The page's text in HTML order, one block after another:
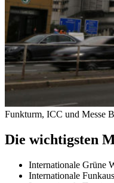
Funkturm, ICC und Messe
Die wichtigsten
Internationale Grüne
Internationale